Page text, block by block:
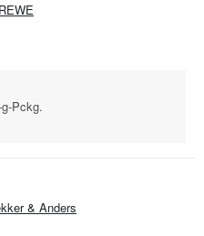
REWE
Pckg.
& Anders